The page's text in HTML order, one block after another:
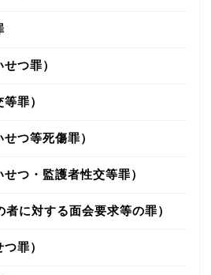
つ罪）
罪）
つ等死傷罪）
つ・監護者性交等罪）
に対する面会要求等の罪）
罪）